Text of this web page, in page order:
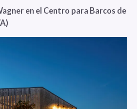
en el Centro para Barcos de